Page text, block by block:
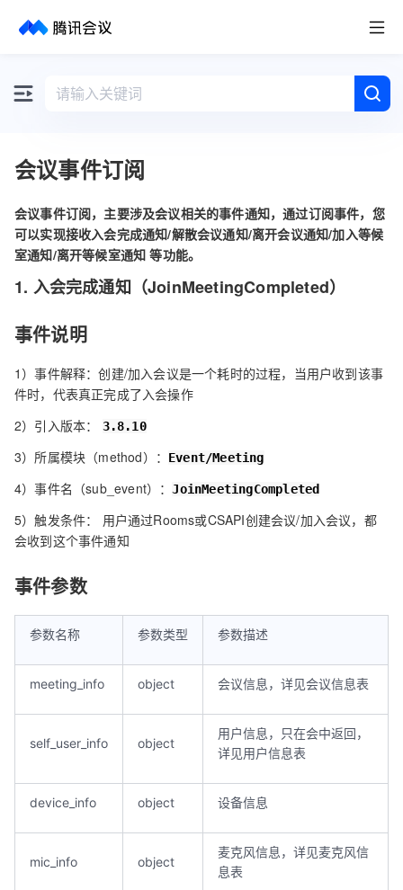
取消
会议事件订阅
会议事件订阅，主要涉及会议相关的事件通知，通过订阅事件，您
可以实现接收入会完成通知/解散会议通知/离开会议通知/加入等候
室通知/离开等候室通知 等功能。
1. 入会完成通知（JoinMeetingCompleted）
事件说明
1）事件解释：创建/加入会议是一个耗时的过程，当用户收到该事
件时，代表真正完成了入会操作
2）引入版本：
3.8.10
3）所属模块（method）： Event/Meeting
4）事件名（sub_event）：JoinMeetingCompleted
5）触发条件： 用户通过Rooms或CSAPI创建会议/加入会议，都
会收到这个事件通知
事件参数
参数名称 参数类型 参数描述
meeting_info object 会议信息，详见会议信息表
self_user_info object
用户信息，只在会中返回，
详见用户信息表
device_info object 设备信息
mic_info object
麦克风信息，详见麦克风信
息表